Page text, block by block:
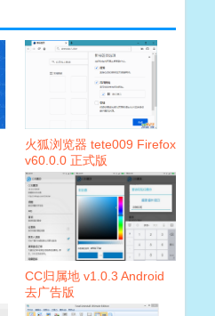
火狐浏览器 tete009 Firefox
v60.0.0 正式版
CC归属地 v1.0.3 Android
去广告版